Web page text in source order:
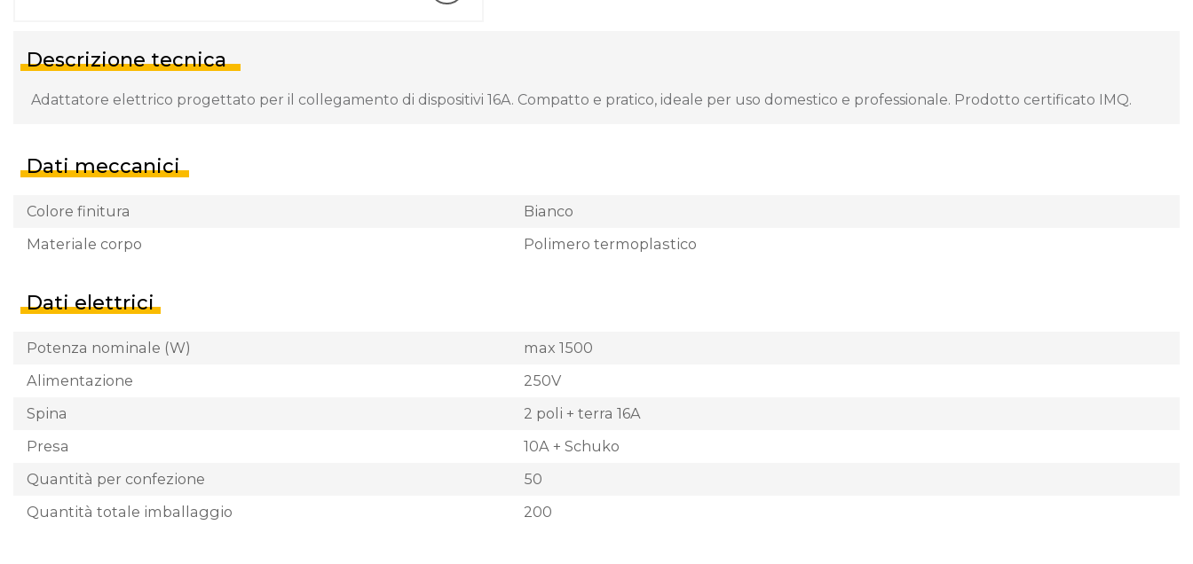
Descrizione tecnica
Adattatore elettrico progettato per il collegamento di dispositivi 16A. Compatto e pratico, ideale per uso domestico e professionale. Prodotto certificato IMQ.
Dati meccanici
Colore finitura
Bianco
Materiale corpo
Polimero termoplastico
Dati elettrici
Potenza nominale (W)
max 1500
Alimentazione
250V
Spina
2 poli + terra 16A
Presa
10A + Schuko
Quantità per confezione
50
Quantità totale imballaggio
200